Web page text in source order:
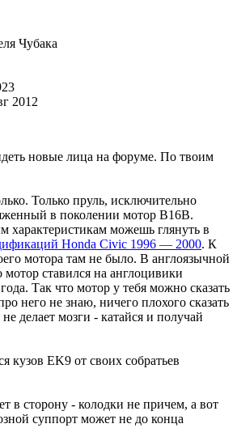
2012
новые лица на форуме. По твоим
Только пруль, исключительно
в поколении мотор B16B.
характеристикам можешь глянуть в
Honda Civic 1996 — 2000. К
мотора там не было. В англоязычной
ставился на англоцивики
Так что мотор у тебя можно сказать
него не знаю, ничего плохого сказать
делает мозги - катайся и получай
кузов EK9 от своих собратьев
в сторону - колодки не причем, а вот
суппорт может не до конца